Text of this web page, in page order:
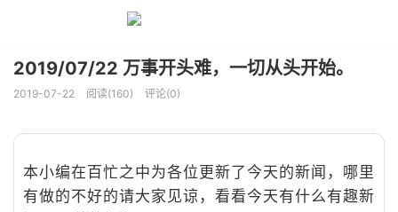
2019/07/22 万事开头难，一切从头开始。 ​​​
2019-07-22 阅读(160) 评论(0)
本小编在百忙之中为各位更新了今天的新闻，哪里
有做的不好的请大家见谅，看看今天有什么有趣新